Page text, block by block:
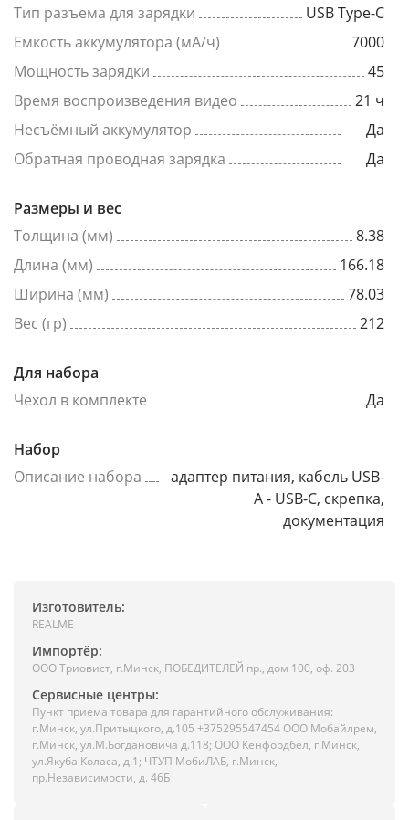
Тип разъема для зарядки
USB Type-C
Емкость аккумулятора (мА/ч)
7000
Мощность зарядки
45
Время воспроизведения видео
21 ч
Несъёмный аккумулятор
Да
Обратная проводная зарядка
Да
Размеры и вес
Толщина (мм)
8.38
Длина (мм)
166.18
Ширина (мм)
78.03
Вес (гр)
212
Для набора
Чехол в комплекте
Да
Набор
Описание набора
адаптер питания, кабель USB-
A - USB-C, скрепка,
документация
Изготовитель:
REALME
Импортёр:
ООО Триовист, г.Минск, ПОБЕДИТЕЛЕЙ пр., дом 100, оф. 203
Сервисные центры:
Пункт приема товара для гарантийного обслуживания:
г.Минск, ул.Притыцкого, д.105 +375295547454 ООО Мобайлрем,
г.Минск, ул.М.Богдановича д.118; ООО Кенфордбел, г.Минск,
ул.Якуба Коласа, д.1; ЧТУП МобиЛАБ, г.Минск,
пр.Независимости, д. 46Б